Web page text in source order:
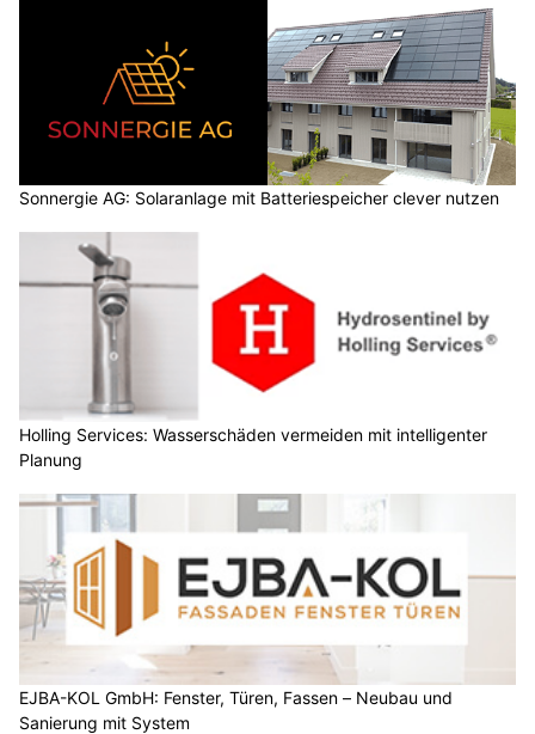
Sonnergie AG: Solaranlage mit Batteriespeicher clever nutzen
Holling Services: Wasserschäden vermeiden mit intelligenter
Planung
EJBA-KOL GmbH: Fenster, Türen, Fassen – Neubau und
Sanierung mit System